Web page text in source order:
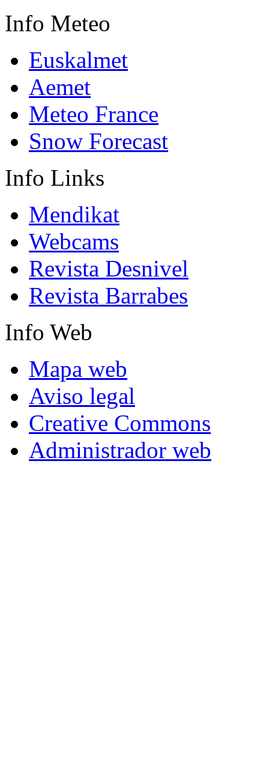
Info Meteo
Euskalmet
Aemet
Meteo France
Snow Forecast
Info Links
Mendikat
Webcams
Revista Desnivel
Revista Barrabes
Info Web
Mapa web
Aviso legal
Creative Commons
Administrador web